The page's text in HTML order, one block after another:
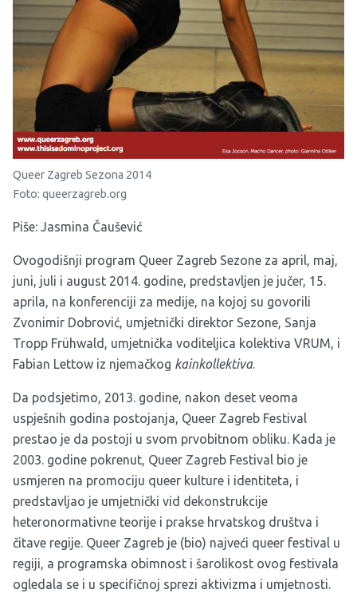
Queer Zagreb Sezona 2014
Foto: queerzagreb.org
Piše: Jasmina Čaušević
Ovogodišnji program Queer Zagreb Sezone za april, maj,
juni, juli i august 2014. godine, predstavljen je jučer, 15.
aprila, na konferenciji za medije, na kojoj su govorili
Zvonimir Dobrović, umjetnički direktor Sezone, Sanja
Tropp Frühwald, umjetnička voditeljica kolektiva VRUM, i
Fabian Lettow iz njemačkog kainkollektiva.
Da podsjetimo, 2013. godine, nakon deset veoma
uspješnih godina postojanja, Queer Zagreb Festival
prestao je da postoji u svom prvobitnom obliku. Kada je
2003. godine pokrenut, Queer Zagreb Festival bio je
usmjeren na promociju queer kulture i identiteta, i
predstavljao je umjetnički vid dekon­strukcije
heteronormativne teorije i prakse hrvatskog društva i
čitave regije. Queer Zagreb je (bio) najveći queer festival u
regiji, a programska obimnost i šarolikost ovog festivala
ogledala se i u specifičnoj sprezi aktivizma i umjetnosti.